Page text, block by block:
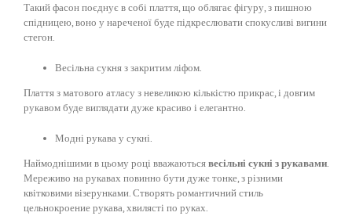
Такий фасон поєднує в собі плаття, що облягає фігуру, з пишною
спідницею, воно у нареченої буде підкреслювати спокусливі вигини
стегон.
Весільна сукня з закритим ліфом.
Плаття з матового атласу з невеликою кількістю прикрас, і довгим
рукавом буде виглядати дуже красиво і елегантно.
Модні рукава у сукні.
Наймоднішими в цьому році вважаютьсявесільні сукні з рукавами.
Мереживо на рукавах повинно бути дуже тонке, з різними
квітковими візерунками. Створять романтичний стиль
цельнокроение рукава, хвилясті по руках.